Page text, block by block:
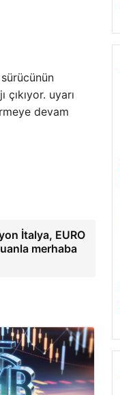
uyarı
devam
İtalya, EURO
merhaba